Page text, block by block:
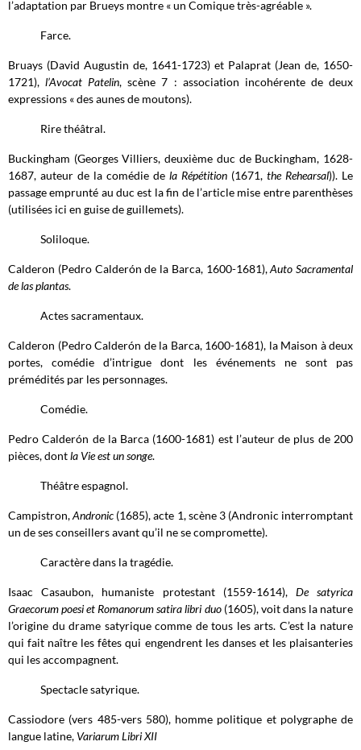
l’adaptation par Brueys montre « un Comique très-agréable ».
Farce.
Bruays (David Augustin de, 1641-1723) et Palaprat (Jean de, 1650-
1721),l’Avocat Patelin, scène 7 : association incohérente de deux
expressions « des aunes de moutons).
Rire théâtral.
Buckingham (Georges Villiers, deuxième duc de Buckingham, 1628-
1687, auteur de la comédie de la Répétition (1671, the Rehearsal)). Le
passage emprunté au duc est la fin de l’article mise entre parenthèses
(utilisées ici en guise de guillemets).
Soliloque.
Calderon (Pedro Calderón de la Barca, 1600-1681),Auto Sacramental
de las plantas.
Actes sacramentaux.
Calderon (Pedro Calderón de la Barca, 1600-1681), la Maison à deux
portes, comédie d’intrigue dont les événements ne sont pas
prémédités par les personnages.
Comédie.
Pedro Calderón de la Barca (1600-1681) est l’auteur de plus de 200
pièces, dontla Vie est un songe.
Théâtre espagnol.
Campistron,Andronic (1685), acte 1, scène 3 (Andronic interromptant
un de ses conseillers avant qu’il ne se compromette).
Caractère dans la tragédie.
Isaac Casaubon, humaniste protestant (1559-1614), De satyrica
Graecorum poesi et Romanorum satira libri duo(1605), voit dans la nature
l’origine du drame satyrique comme de tous les arts. C’est la nature
qui fait naître les fêtes qui engendrent les danses et les plaisanteries
qui les accompagnent.
Spectacle satyrique.
Cassiodore (vers 485-vers 580), homme politique et polygraphe de
langue latine, Variarum Libri XII